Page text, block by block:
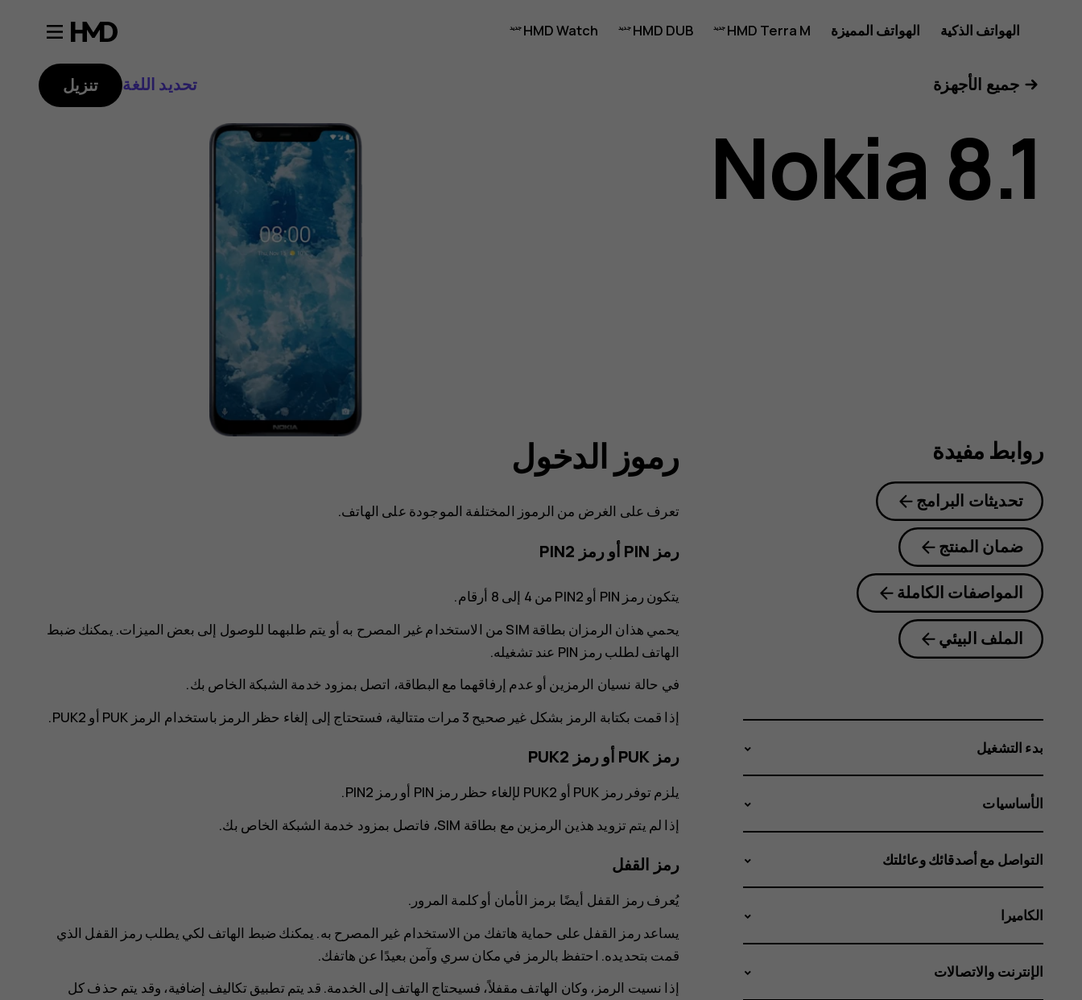
دليل
مستخدم
هاتف
الهواتف الذكية الهواتف المميزة HMD Terra M
HMD DUB
HMD Watch
جميع الأجهزة تحديد اللغة تنزيل
Nokia 8.1
رموز الدخول
تعرف على الغرض من الرموز المختلفة الموجودة على الهاتف.
رمز PIN أو رمز PIN2
يتكون رمز PIN أو PIN2 من 4 إلى 8 أرقام.
يحمي هذان الرمزان بطاقة SIM من الاستخدام غير المصرح به أو يتم طلبهما للوصول إلى بعض الميزات. يمكنك ضبط
الهاتف لطلب رمز PIN عند تشغيله.
في حالة نسيان الرمزين أو عدم إرفاقهما مع البطاقة، اتصل بمزود خدمة الشبكة الخاص بك.
إذا قمت بكتابة الرمز بشكل غير صحيح 3 مرات متتالية، فستحتاج إلى إلغاء حظر الرمز باستخدام الرمز PUK أو PUK2.
رمز PUK أو رمز PUK2
يلزم توفر رمز PUK أو PUK2 لإلغاء حظر رمز ‪PIN‬ أو رمز PIN2.
إذا لم يتم تزويد هذين الرمزين مع بطاقة ‪SIM‬، فاتصل بمزود خدمة الشبكة الخاص بك.
رمز القفل
يُعرف رمز القفل أيضًا برمز الأمان أو كلمة المرور.
يساعد رمز القفل على حماية هاتفك من الاستخدام غير المصرح به. يمكنك ضبط الهاتف لكي يطلب رمز القفل الذي
قمت بتحديده. احتفظ بالرمز في مكان سري وآمن بعيدًا عن هاتفك.
إذا نسيت الرمز، وكان الهاتف مقفلاً، فسيحتاج الهاتف إلى الخدمة. قد يتم تطبيق تكاليف إضافية، وقد يتم حذف كل
روابط مفيدة
تحديثات البرامج
ضمان المنتج
المواصفات الكاملة
الملف البيئي
بدء التشغيل
الأساسيات
التواصل مع أصدقائك وعائلتك
الكاميرا
الإنترنت والاتصالات